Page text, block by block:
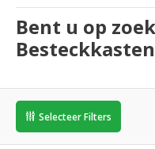
Bent u op
Selecteer Filters